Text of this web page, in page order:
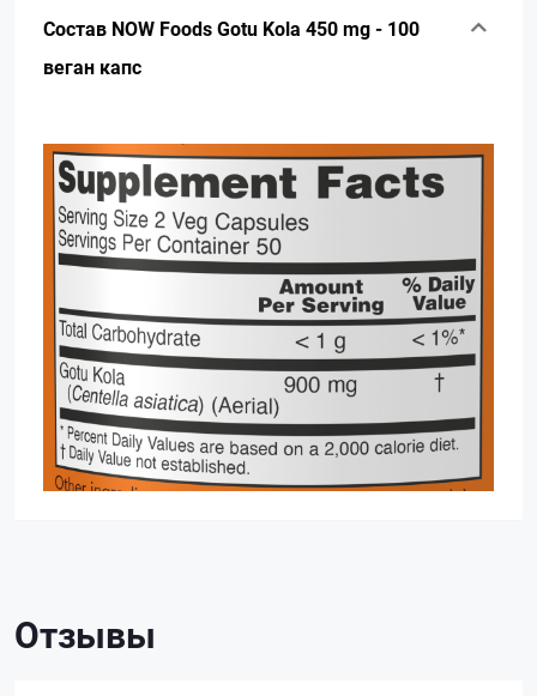
Состав NOW Foods Gotu Kola 450 mg - 100
веган капс
Отзывы